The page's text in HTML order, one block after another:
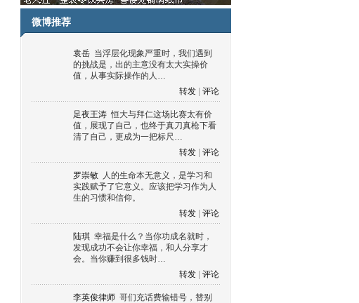
微博推荐
袁岳 当浮层化现象严重时，我们遇到
的挑战是，出的主意没有太大实操价
值，从事实际操作的人…
转发
评论
足夜王涛 恒大与拜仁这场比赛太有价
值，展现了自己，也终于真刀真枪下看
清了自己，更成为一把标尺…
转发
评论
罗崇敏 人的生命本无意义，是学习和
实践赋予了它意义。应该把学习作为人
生的习惯和信仰。
转发
评论
陆琪 幸福是什么？当你功成名就时，
发现成功不会让你幸福，和人分享才
会。当你赚到很多钱时…
转发
评论
李英俊律师 哥们充话费输错号，替别